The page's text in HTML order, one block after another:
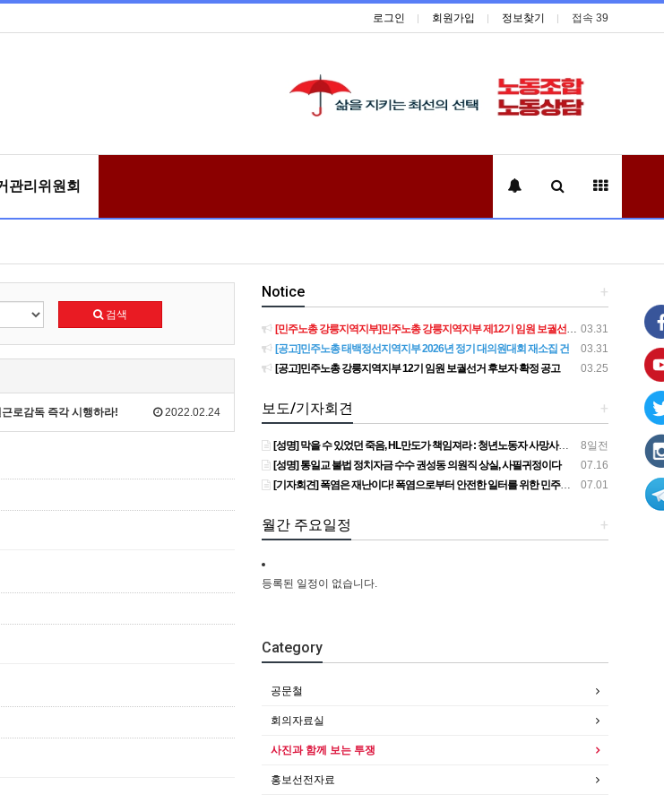
로그인 회원가입 정보찾기 접속 39
관리위원회
검색
2022.02.24
로감독 즉각 시행하라!
+
Notice
03.31
[민주노총 강릉지역지부]민주노총 강릉지역지부 제12기 임원 보궐선거결과 공고
03.31
[공고]민주노총 태백정선지역지부 2026년 정기 대의원대회 재소집 건
03.25
[공고]민주노총 강릉지역지부 12기 임원 보궐선거 후보자 확정 공고
+
보도/기자회견
8일전
[성명] 막을 수 있었던 죽음, HL만도가 책임져라 : 청년노동자 사망사고의 철저한 진상규명과 재발방지 대책 마련하라
07.16
[성명] 통일교 불법 정치자금 수수 권성동 의원직 상실, 사필귀정이다
07.01
[기자회견] 폭염은 재난이다! 폭염으로부터 안전한 일터를 위한 민주노총 강원지역본부 폭염감시단 선포 기자회견
+
월간 주요일정
등록된 일정이 없습니다.
Category
공문철
회의자료실
사진과 함께 보는 투쟁
홍보선전자료